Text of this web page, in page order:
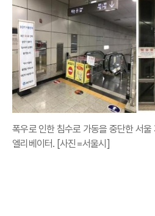
폭우로 인한 침수로 가동을 중단한 서
엘리베이터. [사진=서울시]